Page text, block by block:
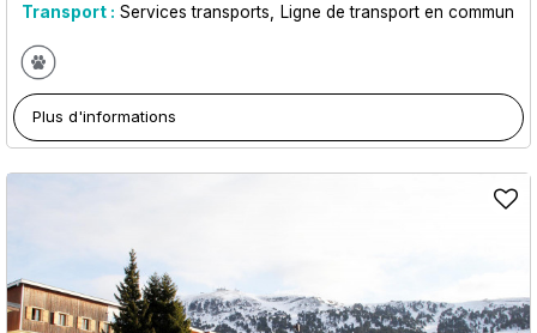
Transport : Services transports Ligne de transport en commun
Plus d'informations